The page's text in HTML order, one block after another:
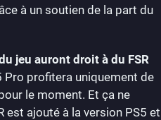
à un soutien de la part du
jeu auront droit à du FSR
Pro profitera uniquement de
le moment. Et ça ne
est ajouté à la version PS5 et